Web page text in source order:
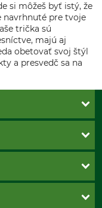
si môžeš byť istý, že
navrhnuté pre tvoje
trička sú
majú aj
obetovať svoj štýl
a presvedč sa na